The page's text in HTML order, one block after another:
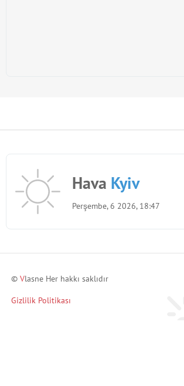
Hava Kyiv
Perşembe, 6 2026, 18:47
© Vlasne Her hakkı saklıdır
Gizlilik Politikası